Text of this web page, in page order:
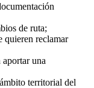
de ruta;
quieren reclamar
una
territorial del